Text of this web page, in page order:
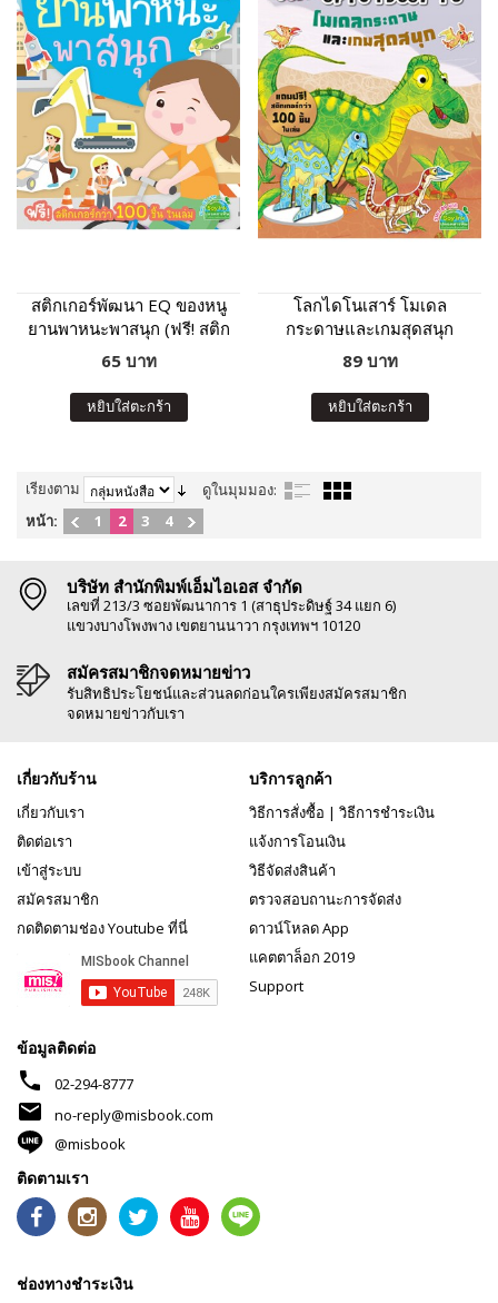
สติกเกอร์พัฒนา EQ ของหนู
ยานพาหนะพาสนุก (ฟรี! สติก
เกอร์กว่า 100 ชิ้น ในเล่ม)
65 บาท
หยิบใส่ตะกร้า
โลกไดโนเสาร์ โมเดล
กระดาษและเกมสุดสนุก
89 บาท
หยิบใส่ตะกร้า
เรียงตาม
ดูในมุมมอง:
หน้า:
1 2 3 4
บริษัท สำนักพิมพ์เอ็มไอเอส จำกัด
เลขที่ 213/3 ซอยพัฒนาการ 1 (สาธุประดิษฐ์ 34 แยก 6)
แขวงบางโพงพาง เขตยานนาวา กรุงเทพฯ 10120
สมัครสมาชิกจดหมายข่าว
รับสิทธิประโยชน์และส่วนลดก่อนใครเพียงสมัครสมาชิก
จดหมายข่าวกับเรา
เกี่ยวกับร้าน
เกี่ยวกับเรา
ติดต่อเรา
เข้าสู่ระบบ
สมัครสมาชิก
กดติดตามช่อง Youtube ที่นี่
บริการลูกค้า
วิธีการสั่งซื้อ | วิธีการชำระเงิน
แจ้งการโอนเงิน
วิธีจัดส่งสินค้า
ตรวจสอบถานะการจัดส่ง
ดาวน์โหลด App
แคตตาล็อก 2019
Support
ข้อมูลติดต่อ
phone 02-294-8777
mail
no-reply@misbook.com
@misbook
ติดตามเรา
ช่องทางชำระเงิน